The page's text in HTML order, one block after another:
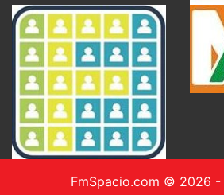
FmSpacio.com © 2026 -